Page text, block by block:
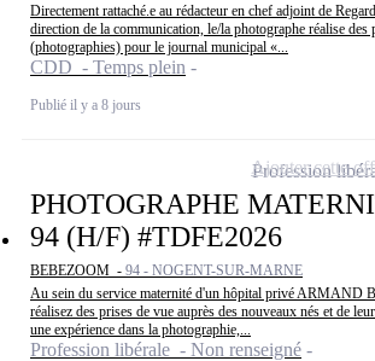
Directement rattaché.e au rédacteur en chef adjoint de
direction de la communication, le/la photographe réalise des
(photographies) pour le journal municipal «...
CDD - Temps plein
Publié il y a 8 jours
PHOTOGRAPHE
94 (H/F) #TDFE2026
BEBEZOOM - 94 - NOGENT-SUR-MARNE
Au sein du service maternité d'un hôpital privé ARMAND
réalisez des prises de vue auprès des nouveaux nés et de
une expérience dans la photographie,...
Profession libérale - Non renseigné
Profession
Ajouter cette